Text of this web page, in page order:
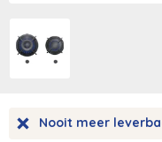
Nooit meer